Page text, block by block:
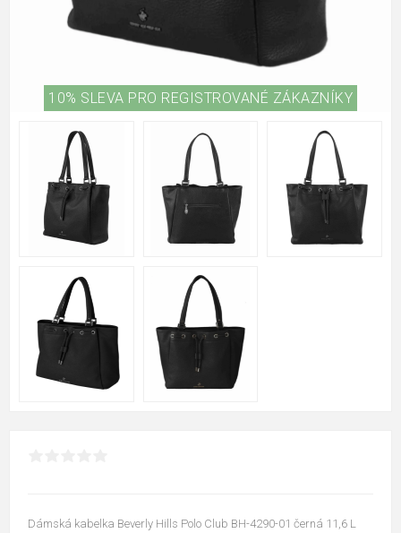
10% SLEVA PRO REGISTROVANÉ ZÁKAZNÍKY
Dámská kabelka Beverly Hills Polo Club BH-4290-01 černá 11,6 L